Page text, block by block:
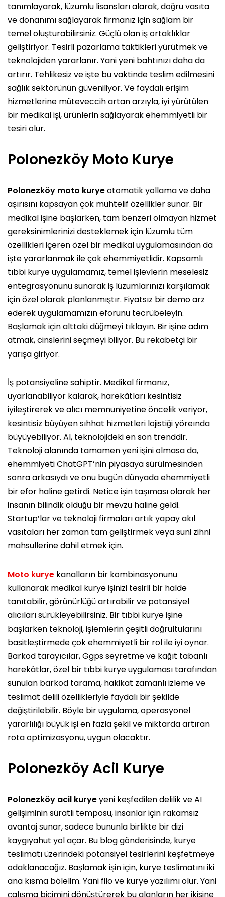
tanımlayarak, lüzumlu lisansları alarak, doğru vasıta
ve donanımı sağlayarak firmanız için sağlam bir
temel oluşturabilirsiniz. Güçlü olan iş ortaklıklar
geliştiriyor. Tesirli pazarlama taktikleri yürütmek ve
teknolojiden yararlanır. Yani yeni bahtınızı daha da
artırır. Tehlikesiz ve işte bu vaktinde teslim edilmesini
sağlık sektörünün güveniliyor. Ve faydalı erişim
hizmetlerine müteveccih artan arzıyla, iyi yürütülen
bir medikal işi, ürünlerin sağlayarak ehemmiyetli bir
tesiri olur.
Polonezköy Moto Kurye
Polonezköy moto kuryeotomatik yollama ve daha
aşırısını kapsayan çok muhtelif özellikler sunar. Bir
medikal işine başlarken, tam benzeri olmayan hizmet
gereksinimlerinizi desteklemek için lüzumlu tüm
özellikleri içeren özel bir medikal uygulamasından da
işte yararlanmak ile çok ehemmiyetlidir. Kapsamlı
tıbbi kurye uygulamamız, temel işlevlerin meselesiz
entegrasyonunu sunarak iş lüzumlarınızı karşılamak
için özel olarak planlanmıştır. Fiyatsız bir demo arz
ederek uygulamamızın eforunu tecrübeleyin.
Başlamak için alttaki düğmeyi tıklayın. Bir işine adım
atmak, cinslerini seçmeyi biliyor. Bu rekabetçi bir
yarışa giriyor.
İş potansiyeline sahiptir. Medikal firmanız,
uyarlanabiliyor kalarak, harekâtları kesintisiz
iyileştirerek ve alıcı memnuniyetine öncelik veriyor,
kesintisiz büyüyen sıhhat hizmetleri lojistiği yöreında
büyüyebiliyor. AI, teknolojideki en son trenddir.
Teknoloji alanında tamamen yeni işini olmasa da,
ehemmiyeti ChatGPT’nin piyasaya sürülmesinden
sonra arkasıydı ve onu bugün dünyada ehemmiyetli
bir efor haline getirdi. Netice işin taşıması olarak her
insanın bilindik olduğu bir mevzu haline geldi.
Startup’lar ve teknoloji firmaları artık yapay akıl
vasıtaları her zaman tam geliştirmek veya suni zihni
mahsullerine dahil etmek için.
Moto kurye kanalların bir kombinasyonunu
kullanarak medikal kurye işinizi tesirli bir halde
tanıtabilir, görünürlüğü artırabilir ve potansiyel
alıcıları sürükleyebilirsiniz. Bir tıbbi kurye işine
başlarken teknoloji, işlemlerin çeşitli doğrultularını
basitleştirmede çok ehemmiyetli bir rol ile iyi oynar.
Barkod tarayıcılar, Ggps seyretme ve kağıt tabanlı
harekâtlar, özel bir tıbbi kurye uygulaması tarafından
sunulan barkod tarama, hakikat zamanlı izleme ve
teslimat delili özellikleriyle faydalı bir şekilde
değiştirilebilir. Böyle bir uygulama, operasyonel
yararlılığı büyük işi en fazla şekil ve miktarda artıran
rota optimizasyonu, uygun olacaktır.
Polonezköy Acil Kurye
Polonezköy acil kuryeyeni keşfedilen delilik ve AI
gelişiminin süratli temposu, insanlar için rakamsız
avantaj sunar, sadece bununla birlikte bir dizi
kaygıyahut yol açar. Bu blog gönderisinde, kurye
teslimatı üzerindeki potansiyel tesirlerini keşfetmeye
odaklanacağız. Başlamak işin için, kurye teslimatını iki
ana kısma bölelim. Yani filo ve kurye yazılımı olur. Yani